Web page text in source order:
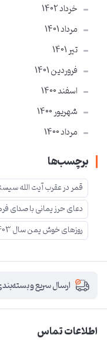
خرداد 1402
مرداد 1401
تير 1401
فروردین 1401
اسفند 1400
شهریور 1400
مرداد 1400
برچسب‌ها
قمر در عقرب آیت الله
دعای حرز یمانی با صدای
روزهای خوش یمن سال 1403
ارسال سریع و
اطلاعات تماس